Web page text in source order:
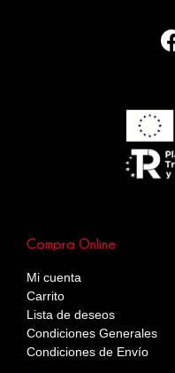
Compra Online
Mi cuenta
Carrito
Lista de deseos
Condiciones Generales
Condiciones de Envío